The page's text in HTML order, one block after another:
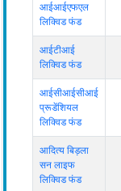
आईआईएफएल
लिक्विड फंड
आईटीआई
लिक्विड फंड
आईसीआईसीआई
प्रूडेंशियल
लिक्विड फंड
आदित्य बिड़ला
सन लाइफ
लिक्विड फंड